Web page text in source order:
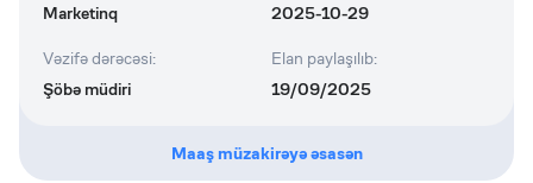
Marketinq
2025-10-29
Vəzifə dərəcəsi:
Şöbə müdiri
Elan paylaşılıb:
19/09/2025
Maaş müzakirəyə əsasən